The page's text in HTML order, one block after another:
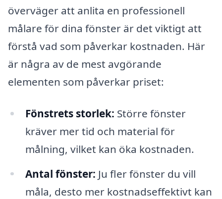
överväger att anlita en professionell
målare för dina fönster är det viktigt att
förstå vad som påverkar kostnaden. Här
är några av de mest avgörande
elementen som påverkar priset:
Fönstrets storlek: Större fönster
kräver mer tid och material för
målning, vilket kan öka kostnaden.
Antal fönster: Ju fler fönster du vill
måla, desto mer kostnadseffektivt kan